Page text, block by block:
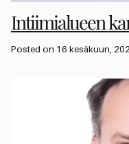
Intiimialueen
Posted on 16 kesäkuun,